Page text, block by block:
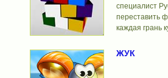
специалист
переставить
каждая грань
ЖУК